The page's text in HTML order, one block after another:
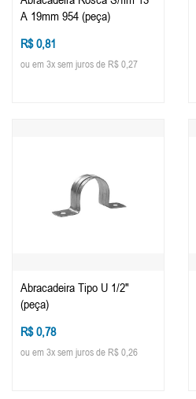
A 19mm 954 (peça)
R$ 0,81
ou em 3x sem juros de R$ 0,27
Abracadeira Tipo U 1/2"
(peça)
R$ 0,78
ou em 3x sem juros de R$ 0,26